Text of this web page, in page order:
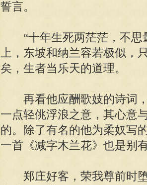
誓言。
“十年生死两茫茫，不思
上，东坡和纳兰容若极似，
矣，生者当乐天的道理。
再看他应酬歌妓的诗词，
一点轻佻浮浪之意，其心意
的。除了有名的他为柔奴写
一首《减字木兰花》也是别
郑庄好客，荣我尊前时堕